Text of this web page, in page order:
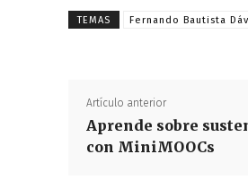
TEMAS Fernando Bautista
Artículo anterior
Aprende sobre
con MiniMOOCs